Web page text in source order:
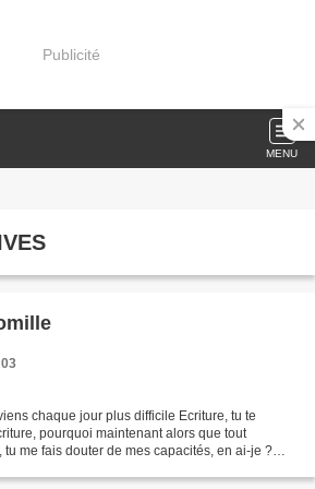
Publicité
MENU
chaque jour plus difficile Ecriture, tu te
pourquoi maintenant alors que tout
me fais douter de mes capacités, en ai-je ?